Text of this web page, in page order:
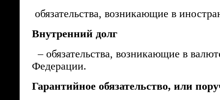
обязательства, возникающие в
Внутренний долг
– обязательства, возникающие в
Федерации.
Гарантийное обязательство, или